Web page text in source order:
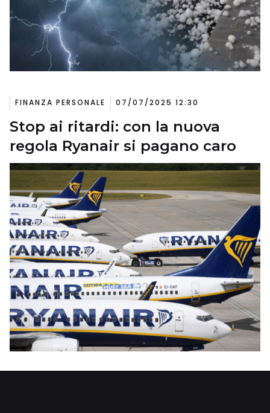
FINANZA PERSONALE 07/07/2025 12:30
Stop ai ritardi: con la nuova
regola Ryanair si pagano caro